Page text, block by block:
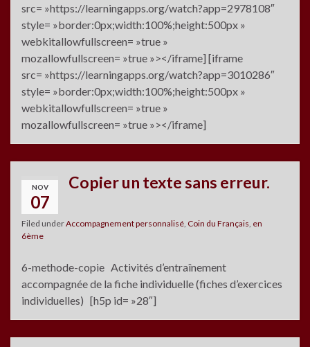
src= »https://learningapps.org/watch?app=2978108″
style= »border:0px;width:100%;height:500px »
webkitallowfullscreen= »true »
mozallowfullscreen= »true »></iframe] [iframe
src= »https://learningapps.org/watch?app=3010286″
style= »border:0px;width:100%;height:500px »
webkitallowfullscreen= »true »
mozallowfullscreen= »true »></iframe]
NOV
07
Copier un texte sans erreur.
Filed underAccompagnement personnalisé Coin du Français en
6ème
6-methode-copie Activités d’entraînement
accompagnée de la fiche individuelle (fiches d’exercices
individuelles) [h5p id= »28″]